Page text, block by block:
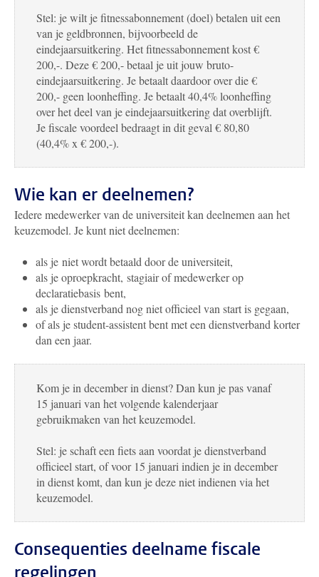
Stel: je wilt je fitnessabonnement (doel) betalen uit een
van je geldbronnen, bijvoorbeeld de
eindejaarsuitkering. Het fitnessabonnement kost €
200,-. Deze € 200,- betaal je uit jouw bruto-
eindejaarsuitkering. Je betaalt daardoor over die €
200,- geen loonheffing. Je betaalt 40,4% loonheffing
over het deel van je eindejaarsuitkering dat overblijft.
Je fiscale voordeel bedraagt in dit geval € 80,80
(40,4% x € 200,-).
Wie kan er deelnemen?
Iedere medewerker van de universiteit kan deelnemen aan het
keuzemodel. Je kunt niet deelnemen:
als je niet wordt betaald door de universiteit,
als je oproepkracht, stagiair of medewerker op
declaratiebasis bent,
als je dienstverband nog niet officieel van start is gegaan,
of als je student-assistent bent met een dienstverband korter
dan een jaar.
Kom je in december in dienst? Dan kun je pas vanaf
15 januari van het volgende kalenderjaar
gebruikmaken van het keuzemodel.
Stel: je schaft een fiets aan voordat je dienstverband
officieel start, of voor 15 januari indien je in december
in dienst komt, dan kun je deze niet indienen via het
keuzemodel.
Consequenties deelname fiscale